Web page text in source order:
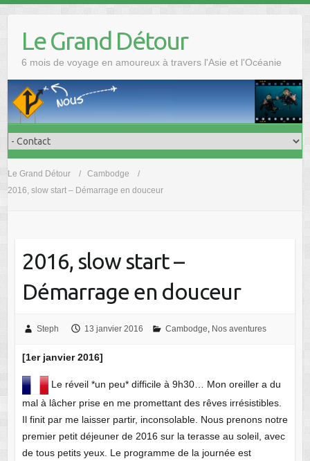
Le Grand Détour
6 mois de voyage en amoureux à travers l'Asie et l'Océanie
Le Grand Détour
Cambodge
2016, slow start – Démarrage en douceur
2016, slow start –
Démarrage en douceur
Steph 13 janvier 2016 Cambodge Nos aventures
[1er janvier 2016]
Le réveil *un peu* difficile à 9h30… Mon oreiller a du
mal à lâcher prise en me promettant des rêves irrésistibles.
Il finit par me laisser partir, inconsolable. Nous prenons notre
premier petit déjeuner de 2016 sur la terasse au soleil, avec
de tous petits yeux. Le programme de la journée est